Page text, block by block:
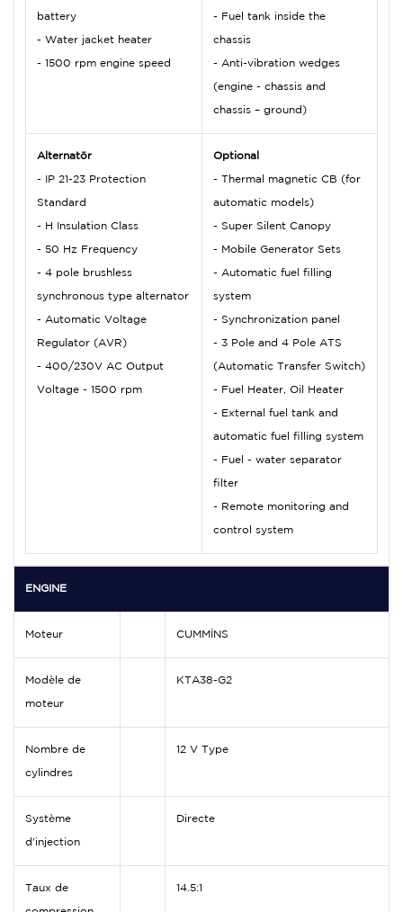
battery
- Water jacket heater
- 1500 rpm engine speed
- Fuel tank inside the
chassis
- Anti-vibration wedges
(engine - chassis and
chassis – ground)
Alternatör
- IP 21-23 Protection
Standard
- H Insulation Class
- 50 Hz Frequency
- 4 pole brushless
synchronous type alternator
- Automatic Voltage
Regulator (AVR)
- 400/230V AC Output
Voltage - 1500 rpm
Optional
- Thermal magnetic CB (for
automatic models)
- Super Silent Canopy
- Mobile Generator Sets
- Automatic fuel filling
system
- Synchronization panel
- 3 Pole and 4 Pole ATS
(Automatic Transfer Switch)
- Fuel Heater, Oil Heater
- External fuel tank and
automatic fuel filling system
- Fuel - water separator
filter
- Remote monitoring and
control system
ENGINE
Moteur CUMMİNS
Modèle de
moteur
KTA38-G2
Nombre de
cylindres
12 V Type
Système
d'injection
Directe
Taux de 14.5:1